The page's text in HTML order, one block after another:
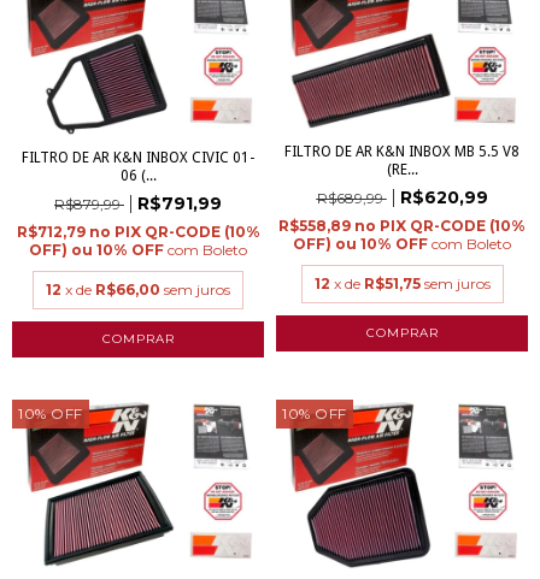
FILTRO DE AR K&N INBOX CIVIC 01-
06 (...
R$879,99 R$791,99
R$712,79
com Boleto
12 x de R$66,00 sem juros
FILTRO DE AR K&N INBOX MB 5.5 V8
(RE...
R$689,99 R$620,99
R$558,89
com Boleto
12 x de R$51,75 sem juros
10%OFF 10%OFF